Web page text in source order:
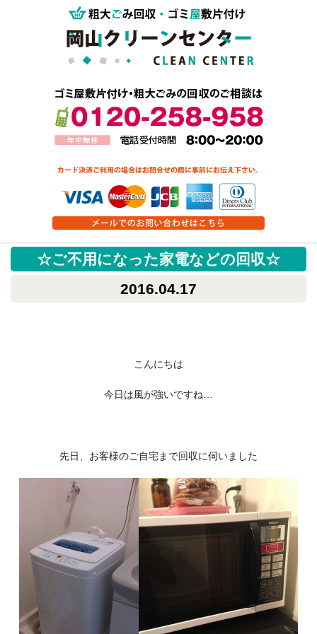
☆ご不用になった家電などの回収☆
2016.04.17
こんにちは
今日は風が強いですね…
先日、お客様のご自宅まで回収に伺いました